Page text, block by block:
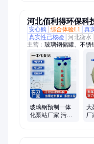
河北佰利得环保科
安心购
综合体验L1 真
真实性已核验 河北衡水
主营： 玻璃钢储罐、不锈
备、防眩板、标志桩、
璃钢出水口保护罩
玻璃钢预制一体
化泵站厂家 污水
大
厂